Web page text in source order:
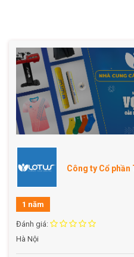
Công ty Cổ phần
1 năm
Đánh giá:
Hà Nội